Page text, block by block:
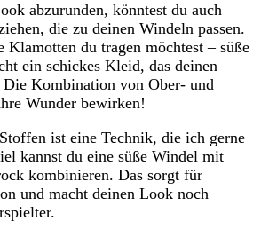
abzurunden, könntest ⁤du auch
die zu deinen Windeln passen.​
Klamotten du tragen möchtest – süße
ein schickes Kleid, das⁢ deinen
Kombination von Ober- und
⁤Wunder bewirken!
⁢ist eine ⁤Technik, die ich​ gerne
kannst ‌du​ eine süße Windel mit
kombinieren. ⁢Das sorgt für
und macht‌ deinen Look noch